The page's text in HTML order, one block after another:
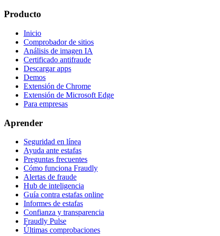
Producto
Inicio
Comprobador de sitios
Análisis de imagen IA
Certificado antifraude
Descargar apps
Demos
Extensión de Chrome
Extensión de Microsoft Edge
Para empresas
Aprender
Seguridad en línea
Ayuda ante estafas
Preguntas frecuentes
Cómo funciona Fraudly
Alertas de fraude
Hub de inteligencia
Guía contra estafas online
Informes de estafas
Confianza y transparencia
Fraudly Pulse
Últimas comprobaciones